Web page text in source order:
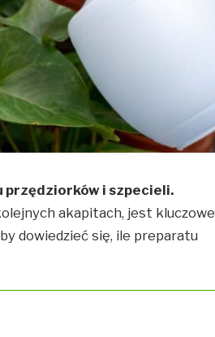
przędziorków i szpecieli.
akapitach, jest kluczowe
dowiedzieć się, ile preparatu